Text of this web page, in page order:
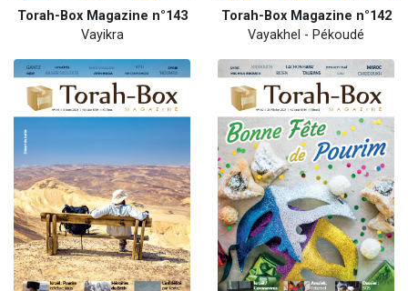
Torah-Box Magazine n°143
Vayikra
Torah-Box Magazine n°142
Vayakhel - Pékoudé